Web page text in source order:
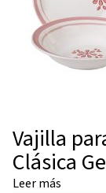
Vajilla
Clásica
Leer más